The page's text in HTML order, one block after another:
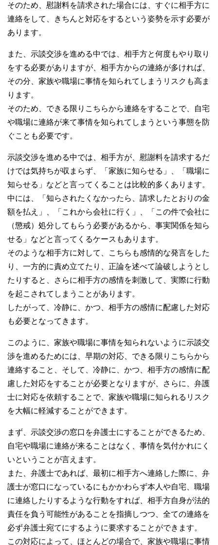
そのため、慰謝料を請求された場合には、すぐに相手方に
連絡をして、きちんと対応をするという姿勢を示す必要が
あります。
また、示談交渉を進める中では、相手方と何度もやり取り
をする必要がありますが、相手方からの連絡が多ければ、
その分、家族や職場に事情を知られてしまうリスクも高ま
ります。
そのため、できる限りこちらから連絡をすることで、自宅
や職場に連絡が来て事情を知られてしまうという事態を防
ぐことも必要です。
示談交渉を進める中では、相手方が、慰謝料を請求するだ
けでは気持ちが収まらず、「家族に知らせる」、「職場に
知らせる」などと言ってくることは比較的多くあります。
中には、「知らされたくなかったら、請求したとおりの金
額を払え」、「これから会社に行く」、「この件で会社に
（懲戒）処分してもらう必要があるから、事実関係を知ら
せる」などと言ってくるケースもあります。
そのような相手方に対して、こちらも感情的な発言をした
り、一方的に責め立てたり、正論を述べて論破しようとし
たりすると、さらに相手方の感情を刺激して、実際に行動
を起こされてしまうことがあります。
したがって、冷静に、かつ、相手方の感情に配慮した対応
も必要となってきます。
このように、家族や職場に事情を知られないように示談交
渉を進めるためには、早期の対応、できる限りこちらから
連絡すること、そして、冷静に、かつ、相手方の感情に配
慮した対応をすることが必要となりますが、さらに、弁護
士に対応を依頼することで、家族や職場に知られるリスク
を大幅に軽減することができます。
まず、示談交渉の窓口を弁護士にすることができるため、
自宅や職場に連絡が来ることはなく、事情を気付かれにく
いということが言えます。
また、弁護士であれば、最初に相手方へ連絡した際に、弁
護士が窓口になっているにもかかわらず本人や自宅、職場
に連絡したりするような行動をすれば、相手方自身が法的
責任を負う可能性があることを指摘しつつ、全ての連絡を
必ず弁護士宛てにするように要求することができます。
この対応によって、ほとんどの場合で、家族や職場に事情